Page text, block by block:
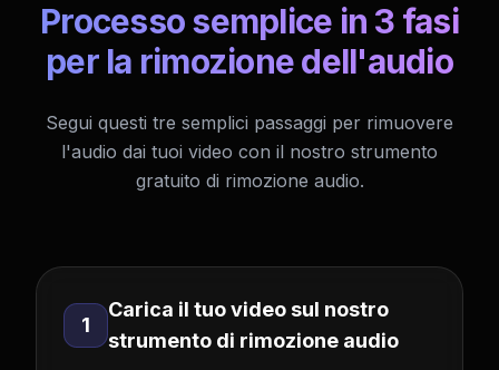
Processo semplice in 3 fasi
per la rimozione dell'audio
Segui questi tre semplici passaggi per rimuovere
l'audio dai tuoi video con il nostro strumento
gratuito di rimozione audio.
1
Carica il tuo video sul nostro
strumento di rimozione audio